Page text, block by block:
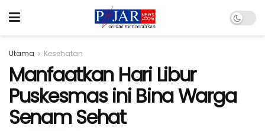
Utama Kesehatan
Manfaatkan Hari Libur
Puskesmas ini Bina Warga
Senam Sehat